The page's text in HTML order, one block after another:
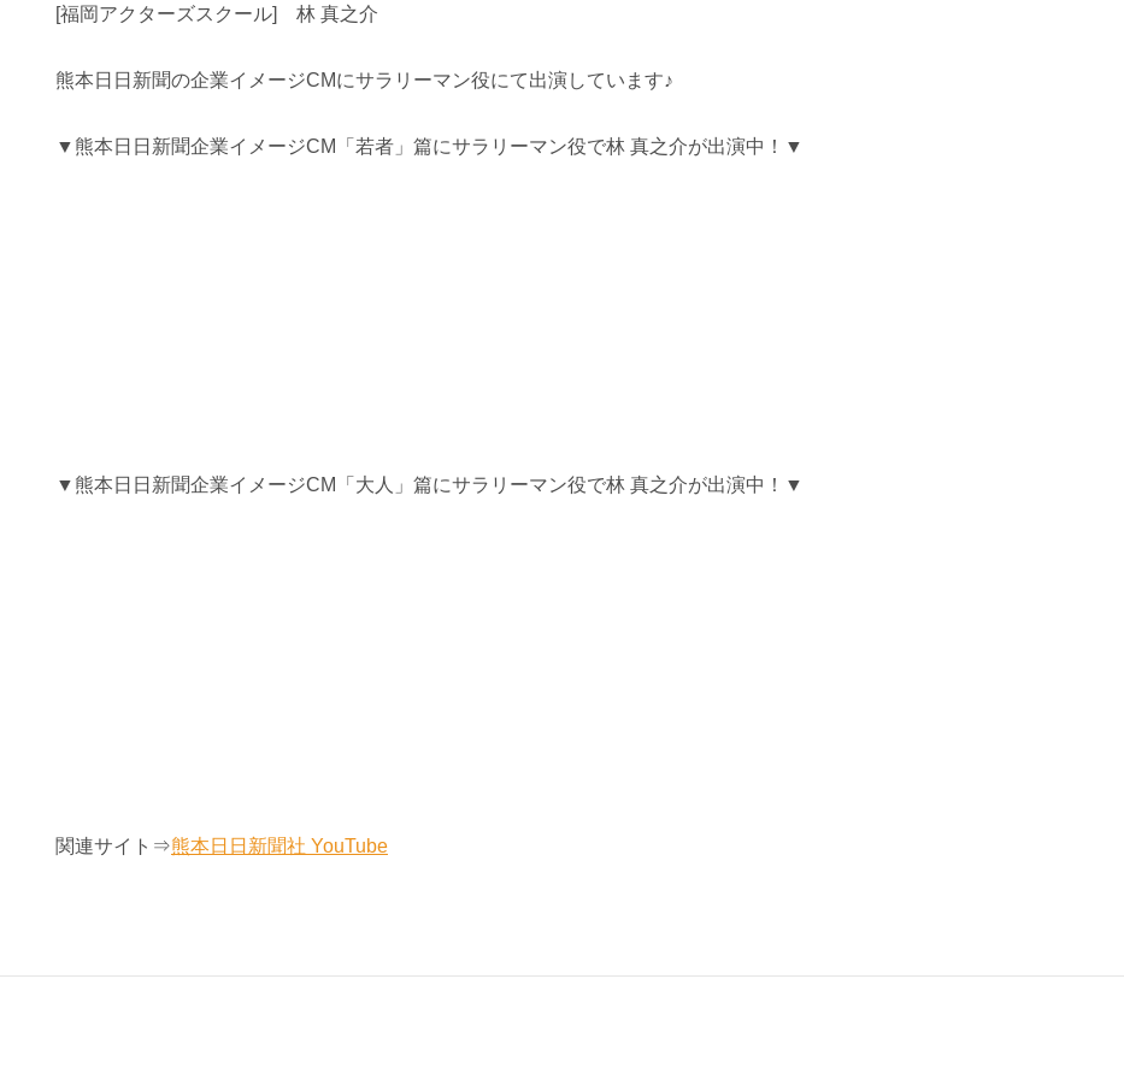
[福岡アクターズスクール] 林 真之介
熊本日日新聞の企業イメージCMにサラリーマン役にて出演しています♪
▼熊本日日新聞企業イメージCM「若者」篇にサラリーマン役で林 真之介が出演中！▼
▼熊本日日新聞企業イメージCM「大人」篇にサラリーマン役で林 真之介が出演中！▼
関連サイト⇒熊本日日新聞社 YouTube